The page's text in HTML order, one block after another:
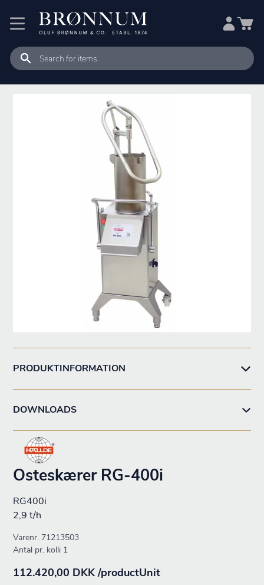
PRODUKTINFORMATION
DOWNLOADS
Osteskærer RG-400i
RG400i
2,9 t/h
Varenr. 71213503
Antal pr. kolli 1
112.420,00 DKK /productUnit